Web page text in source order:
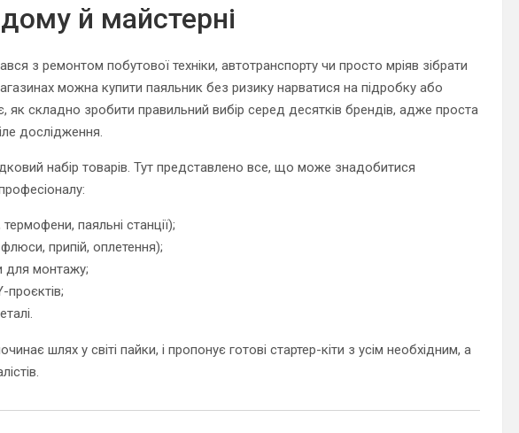
й майстерні
з ремонтом побутової техніки, автотранспорту чи просто мріяв зібрати
можна купити паяльник без ризику нарватися на підробку або
як складно зробити правильний вибір серед десятків брендів, адже проста
дослідження.
набір товарів. Тут представлено все, що може знадобитися
паяльні станції);
припій, оплетення);
для монтажу;
проєктів;
шлях у світі пайки, і пропонує готові стартер-кіти з усім необхідним, а